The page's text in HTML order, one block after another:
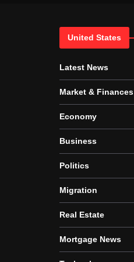
United States
Latest News
Market & Finances
Economy
Business
Politics
Migration
Real Estate
Mortgage News